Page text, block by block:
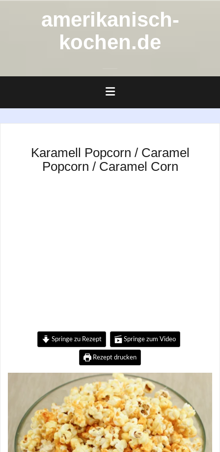
amerikanisch-
kochen.de
Karamell Popcorn / Caramel
Popcorn / Caramel Corn
Springe zu Rezept Springe zum Video
Rezept drucken